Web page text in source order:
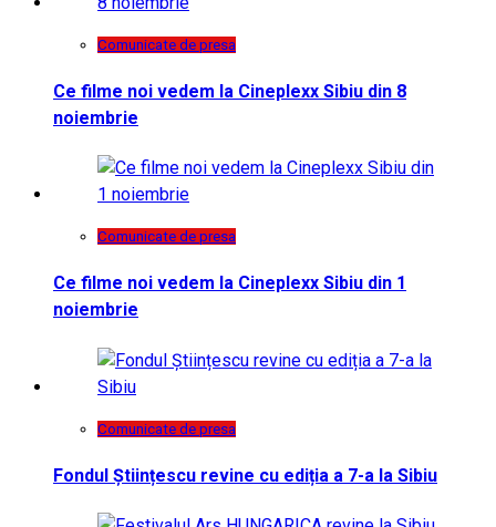
Comunicate de presa
Ce filme noi vedem la Cineplexx Sibiu din 8
noiembrie
Comunicate de presa
Ce filme noi vedem la Cineplexx Sibiu din 1
noiembrie
Comunicate de presa
Fondul Științescu revine cu ediția a 7-a la Sibiu